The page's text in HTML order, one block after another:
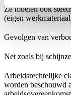
Ze moeten ook
(eigen
Gevolgen van
Net zoals bij
Arbeidsrechtelijke
worden beschouwd